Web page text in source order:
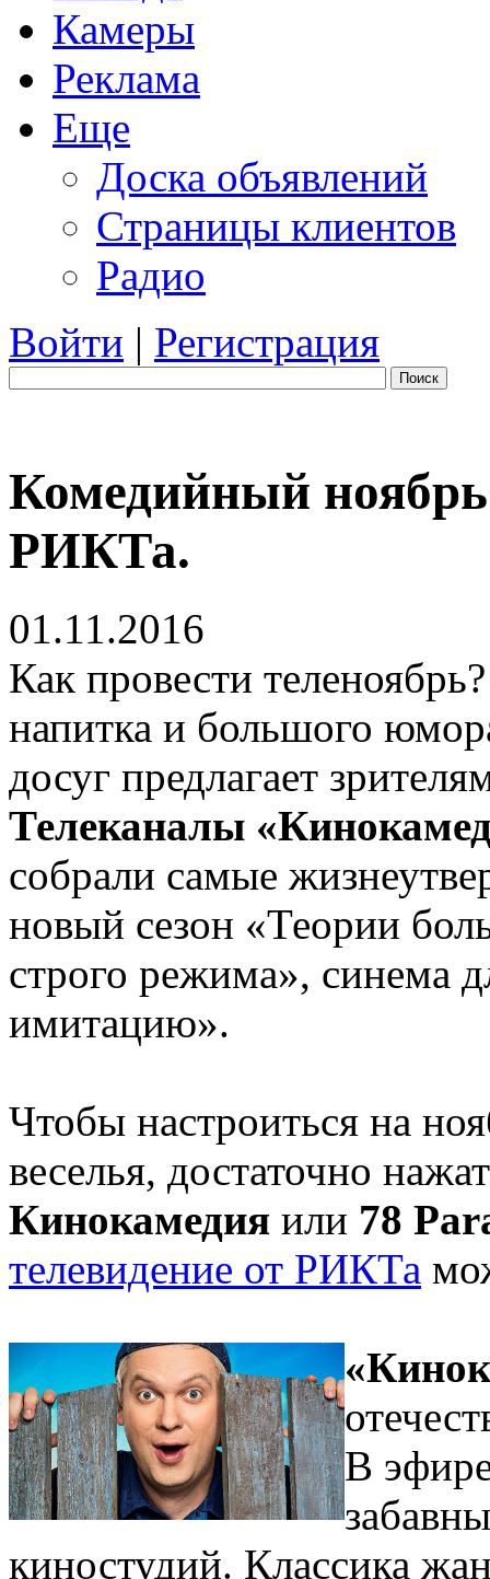
Камеры
Реклама
Еще
Доска объявлений
Страницы клиентов
Радио
Войти | Регистрация
Поиск
Комедийный ноябрь
РИКТа.
01.11.2016
Как провести
напитка и большого
досуг предлагает
Телеканалы
собрали самые
новый сезон «Теории
строго режима», синема
имитацию».
Чтобы настроиться на
веселья, достаточно
Кинокамедия или 78
телевидение от РИКТа
В
киностудий. Классика